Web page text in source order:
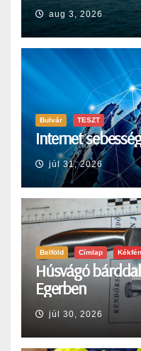
aug 3, 2026
Bulvár TESZT
Internet
júl 31, 2026
Belföld Címlap
Húsvágó
Egerben
júl 30, 2026